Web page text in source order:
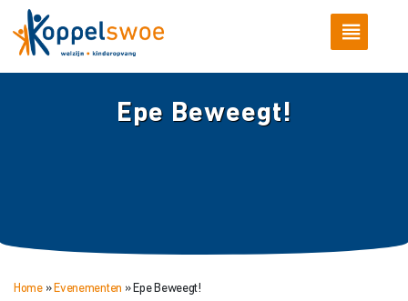
Epe Beweegt!
Home» Evenementen » Epe Beweegt!